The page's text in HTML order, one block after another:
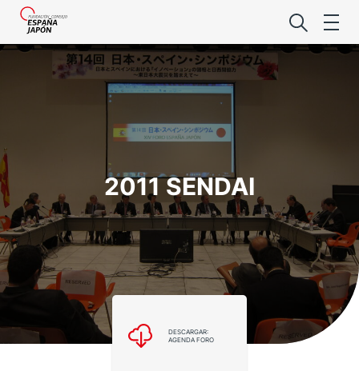
Lo último de la
Foro
Premio de
Noticias
2011 SENDAI
DESCARGAR:
AGENDA FORO